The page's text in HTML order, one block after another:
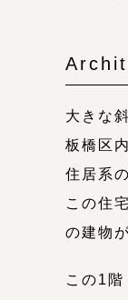
大きな
板橋区
住居系
この住
の建物
この1